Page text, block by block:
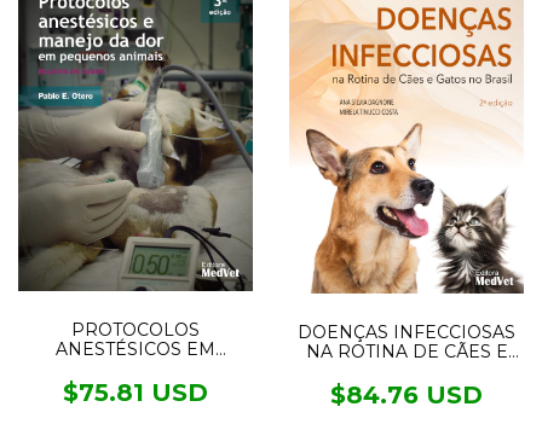
PROTOCOLOS
ANESTÉSICOS EM
PEQUENOS ANIMAIS
3°ed.
$75.81 USD
DOENÇAS INFECCIOSAS
NA ROTINA DE CÃES E
$84.76 USD